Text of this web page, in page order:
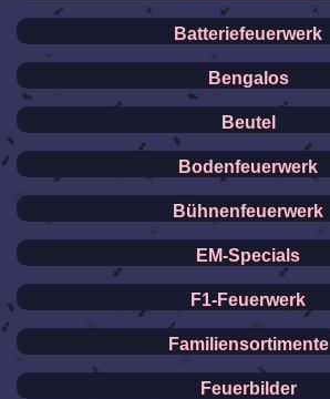
Batteriefeuerwerk
Bengalos
Beutel
Bodenfeuerwerk
Bühnenfeuerwerk
EM-Specials
F1-Feuerwerk
Familiensortimente
Feuerbilder